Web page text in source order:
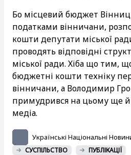
Бо місцевий бюджет
податками вінничани,
кошти депутати міської
проводять відповідні
міської ради. Хіба що тим,
бюджетні кошти техніку
вінничани, а Володимир
примудрився на цьому ще й
медіа.
Українські Національні
СУСПІЛЬСТВО ПУБЛІКАЦІЇ